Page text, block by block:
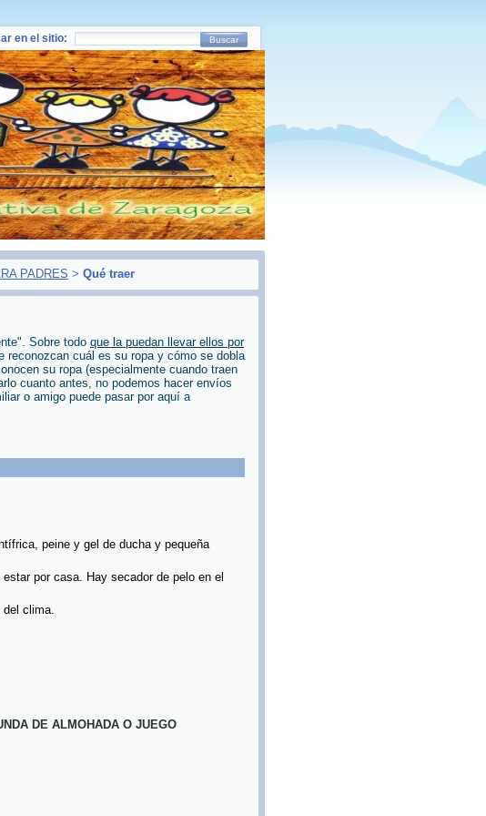
PADRES > Qué traer
Sobre todo que la puedan llevar ellos por
reconozcan cuál es su ropa y cómo se dobla
su ropa (especialmente cuando traen
cuanto antes, no podemos hacer envíos
o amigo puede pasar por aquí a
peine y gel de ducha y pequeña
por casa. Hay secador de pelo en el
del clima.
DE ALMOHADA O JUEGO
en el sitio: Buscar